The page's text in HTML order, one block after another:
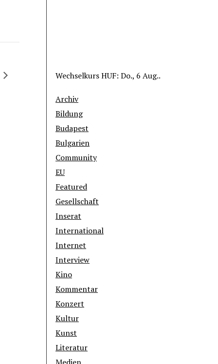
WechselkursHUF: Do., 6 Aug..
Archiv
Bildung
Budapest
Bulgarien
Community
EU
Featured
Gesellschaft
Inserat
International
Internet
Interview
Kino
Kommentar
Konzert
Kultur
Kunst
Literatur